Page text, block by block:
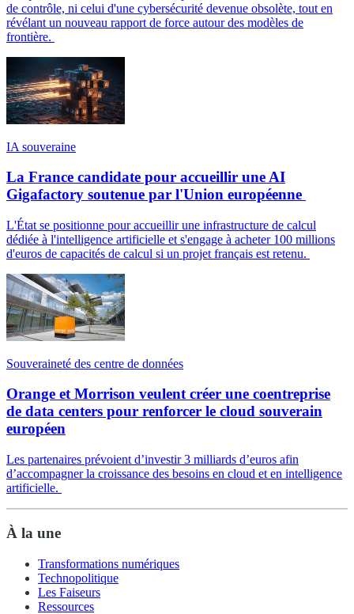
de contrôle, ni celui d'une cybersécurité devenue obsolète, tout en
révélant un nouveau rapport de force autour des modèles de
frontière.
IA souveraine
La France candidate pour accueillir une AI
Gigafactory soutenue par l'Union européenne
L'État se positionne pour accueillir une infrastructure de calcul
dédiée à l'intelligence artificielle et s'engage à acheter 100 millions
d'euros de capacités de calcul si un projet français est retenu.
Souveraineté des centre de données
Orange et Morrison veulent créer une coentreprise
de data centers pour renforcer le cloud souverain
européen
Les partenaires prévoient d’investir 3 milliards d’euros afin
d’accompagner la croissance des besoins en cloud et en intelligence
artificielle.
À la une
Transformations numériques
Technopolitique
Les Faiseurs
Ressources